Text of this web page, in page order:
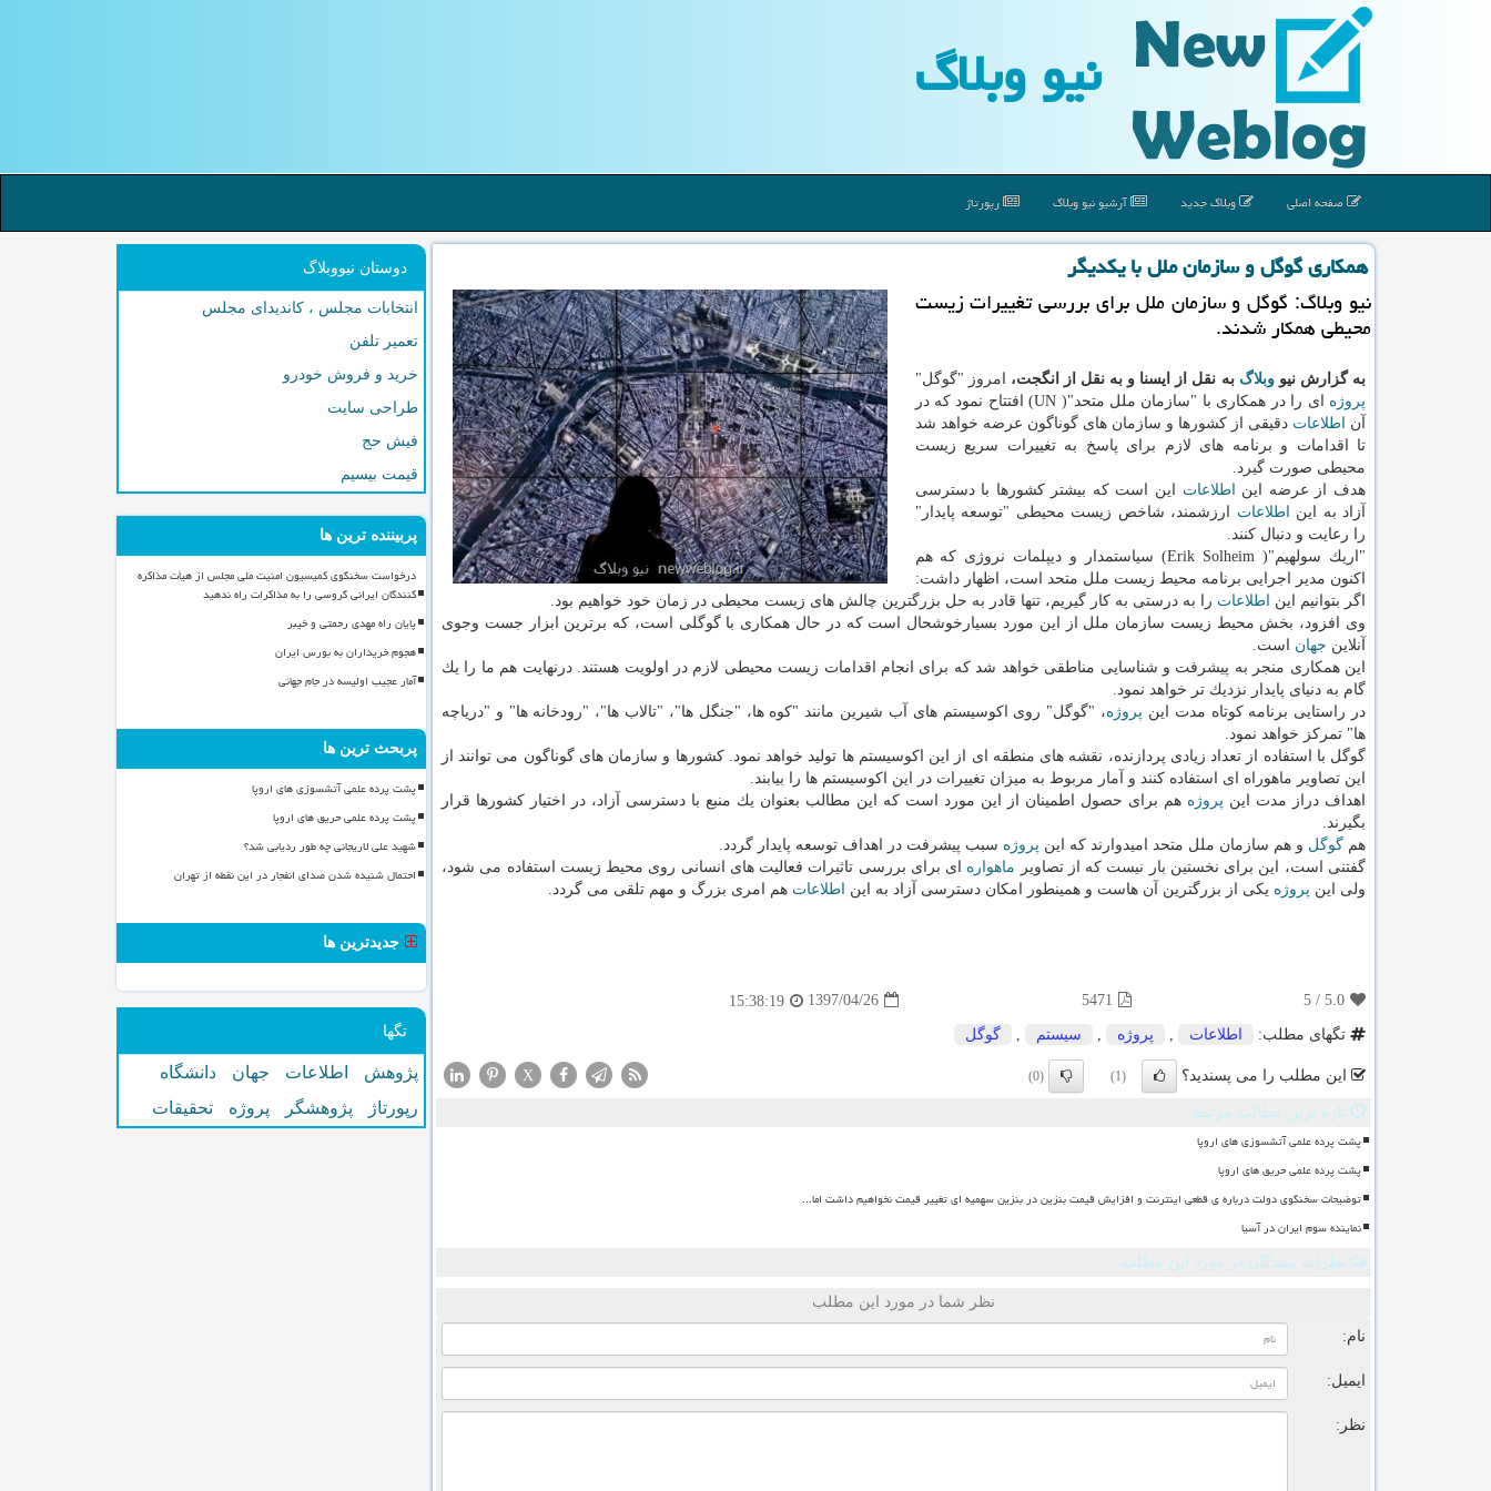
نیو وبلاگ
صفحه اصلی وبلاگ جدید آرشیو نیو وبلاگ رپورتاژ
همكاری گوگل و سازمان ملل با یكدیگر
نیو وبلاگ: گوگل و سازمان ملل برای بررسی تغییرات زیست
محیطی همكار شدند.
به گزارش نیووبلاگ به نقل از ایسنا و به نقل از انگجت،
امروز "گوگل"
پروژه
ای را در همكاری با "سازمان ملل متحد"( UN) افتتاح نمود كه در
آن اطلاعات دقیقی از كشورها و سازمان های گوناگون عرضه خواهد شد
تا اقدامات و برنامه های لازم برای پاسخ به تغییرات سریع زیست
محیطی صورت گیرد.
هدف از عرضه این
اطلاعات این است كه بیشتر كشورها با دسترسی
آزاد به این
اطلاعات ارزشمند، شاخص زیست محیطی "توسعه پایدار"
را رعایت و دنبال كنند.
"اریك سولهیم"( Erik Solheim) سیاستمدار و دیپلمات نروژی كه هم
اكنون مدیر اجرایی برنامه محیط زیست ملل متحد است، اظهار داشت:
اگر بتوانیم این اطلاعات را به درستی به كار گیریم، تنها قادر به حل بزرگترین چالش های زیست محیطی در زمان خود خواهیم بود.
وی افزود، بخش محیط زیست سازمان ملل از این مورد بسیارخوشحال است كه در حال همكاری با گوگلی است، كه برترین ابزار جست وجوی
آنلاین جهان است.
این همكاری منجر به پیشرفت و شناسایی مناطقی خواهد شد كه برای انجام اقدامات زیست محیطی لازم در اولویت هستند. درنهایت هم ما را یك
گام به دنیای پایدار نزدیك تر خواهد نمود.
در راستایی برنامه كوتاه مدت این پروژه، "گوگل" روی اكوسیستم های آب شیرین مانند "كوه ها، "جنگل ها"، "تالاب ها"، "رودخانه ها" و "دریاچه
ها" تمركز خواهد نمود.
گوگل با استفاده از تعداد زیادی پردازنده، نقشه های منطقه ای از این اكوسیستم ها تولید خواهد نمود. كشورها و سازمان های گوناگون می توانند از
این تصاویر ماهوراه ای استفاده كنند و آمار مربوط به میزان تغییرات در این اكوسیستم ها را بیابند.
اهداف دراز مدت این پروژه هم برای حصول اطمینان از این مورد است كه این مطالب بعنوان یك منبع با دسترسی آزاد، در اختیار كشورها قرار
بگیرند.
هم گوگل و هم سازمان ملل متحد امیدوارند كه این پروژه سبب پیشرفت در اهداف توسعه پایدار گردد.
گفتنی است، این برای نخستین بار نیست كه از تصاویر ماهواره ای برای بررسی تاثیرات فعالیت های انسانی روی محیط زیست استفاده می شود،
ولی این پروژه یكی از بزرگترین آن هاست و همینطور امكان دسترسی آزاد به این اطلاعات هم امری بزرگ و مهم تلقی می گردد.
5.0
/
5
5471
1397/04/26
15:38:19
تگهای مطلب:
اطلاعات پروژه سیستم گوگل
این مطلب را می پسندید؟ (1)
(0)
X
تازه ترین مطالب مرتبط
پشت پرده علمی آتشسوزی های اروپا
پشت پرده علمی حریق های اروپا
توضیحات سخنگوی دولت درباره ی قطعی اینترنت و افزایش قیمت بنزین در بنزین سهمیه ای تغییر قیمت نخواهیم داشت اما...
نماینده سوم ایران در آسیا
نظرات بینندگان در مورد این مطلب
نظر شما در مورد این مطلب
نام:
ایمیل:
نظر:
دوستان نیووبلاگ
انتخابات مجلس ، کاندیدای مجلس
تعمیر تلفن
خرید و فروش خودرو
طراحی سایت
فیش حج
قیمت بیسیم
پربیننده ترین ها
درخواست سخنگوی کمیسیون امنیت ملی مجلس از هیأت مذاکره
کنندگان ایرانی گروسی را به مذاکرات راه ندهید
پایان راه مهدی رحمتی و خیبر
هجوم خریداران به بورس ایران
آمار عجیب اولیسه در جام جهانی
پربحث ترین ها
پشت پرده علمی آتشسوزی های اروپا
پشت پرده علمی حریق های اروپا
شهید علی لاریجانی چه طور ردیابی شد؟
احتمال شنیده شدن صدای انفجار در این نقطه از تهران
جدیدترین ها
تگها
پژوهش اطلاعات جهان
دانشگاه
رپورتاژ
پژوهشگر پروژه تحقیقات